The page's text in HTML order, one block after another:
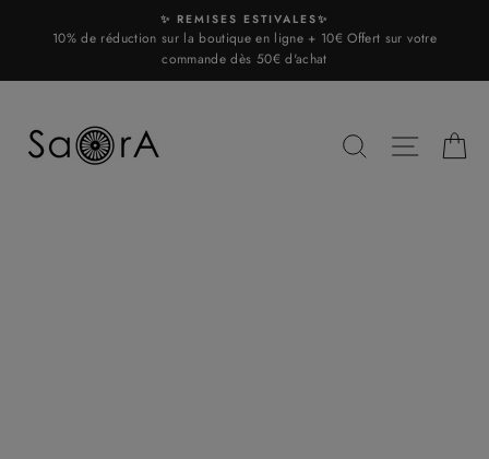
✨ REMISES ESTIVALES✨
10% de réduction sur la boutique en ligne + 10€ Offert sur votre
commande dès 50€ d'achat
SEARCHSITE